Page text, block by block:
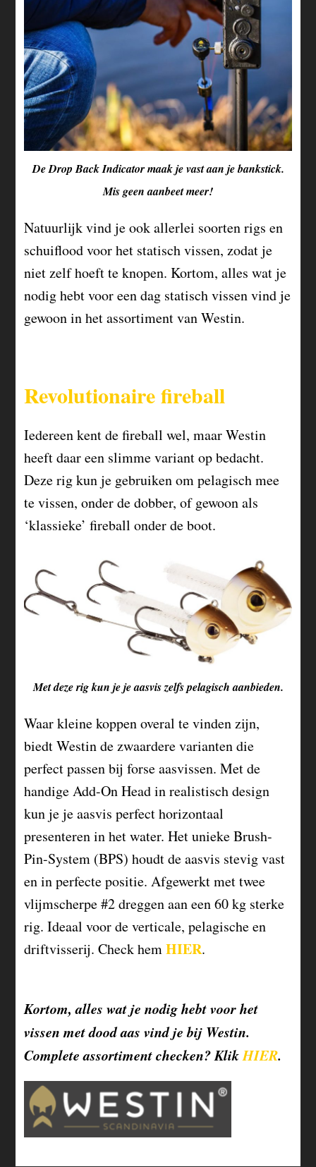
De Drop Back Indicator maak je vast aan je bankstick.
Mis geen aanbeet meer!
Natuurlijk vind je ook allerlei soorten rigs en
schuiflood voor het statisch vissen, zodat je
niet zelf hoeft te knopen. Kortom, alles wat je
nodig hebt voor een dag statisch vissen vind je
gewoon in het assortiment van Westin.
Revolutionaire fireball
Iedereen kent de fireball wel, maar Westin
heeft daar een slimme variant op bedacht.
Deze rig kun je gebruiken om pelagisch mee
te vissen, onder de dobber, of gewoon als
‘klassieke’ fireball onder de boot.
Met deze rig kun je je aasvis zelfs pelagisch aanbieden.
Waar kleine koppen overal te vinden zijn,
biedt Westin de zwaardere varianten die
perfect passen bij forse aasvissen. Met de
handige Add-On Head in realistisch design
kun je je aasvis perfect horizontaal
presenteren in het water. Het unieke Brush-
Pin-System (BPS) houdt de aasvis stevig vast
en in perfecte positie. Afgewerkt met twee
vlijmscherpe #2 dreggen aan een 60 kg sterke
rig. Ideaal voor de verticale, pelagische en
driftvisserij. Check hemHIER.
Kortom, alles wat je nodig hebt voor het
vissen met dood aas vind je bij Westin.
Complete assortiment checken? KlikHIER.